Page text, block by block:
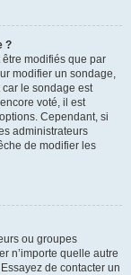
?
modifiés que par
modifier un sondage,
le sondage est
voté, il est
Cependant, si
administrateurs
de modifier les
ou groupes
n’importe quelle autre
de contacter un